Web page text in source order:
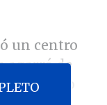
un centro
agarró de
dejando